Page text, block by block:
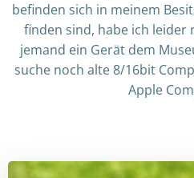
befinden sich in meinem
finden sind, habe ich leider
jemand ein Gerät dem
suche noch alte 8/16bit
Apple